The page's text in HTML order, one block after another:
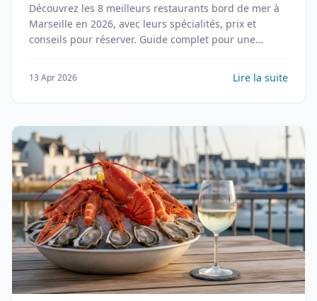
Découvrez les 8 meilleurs restaurants bord de mer à
Marseille en 2026, avec leurs spécialités, prix et
conseils pour réserver. Guide complet pour une
13 Apr 2026 Lire la suite